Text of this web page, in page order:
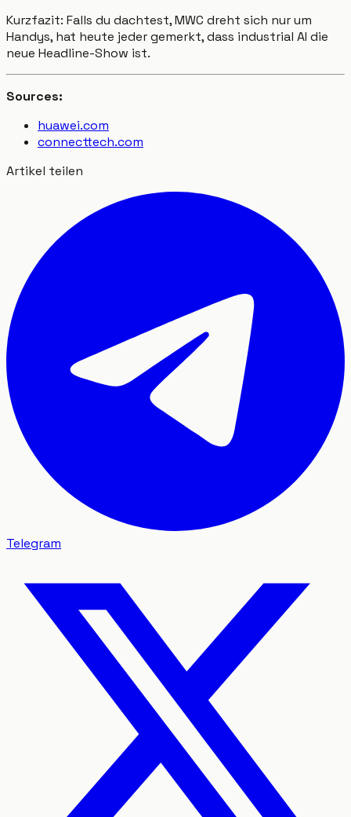
Kurzfazit: Falls du dachtest, MWC dreht sich nur um
Handys, hat heute jeder gemerkt, dass industrial AI die
neue Headline-Show ist.
Sources:
huawei.com
connecttech.com
Artikel teilen
Telegram